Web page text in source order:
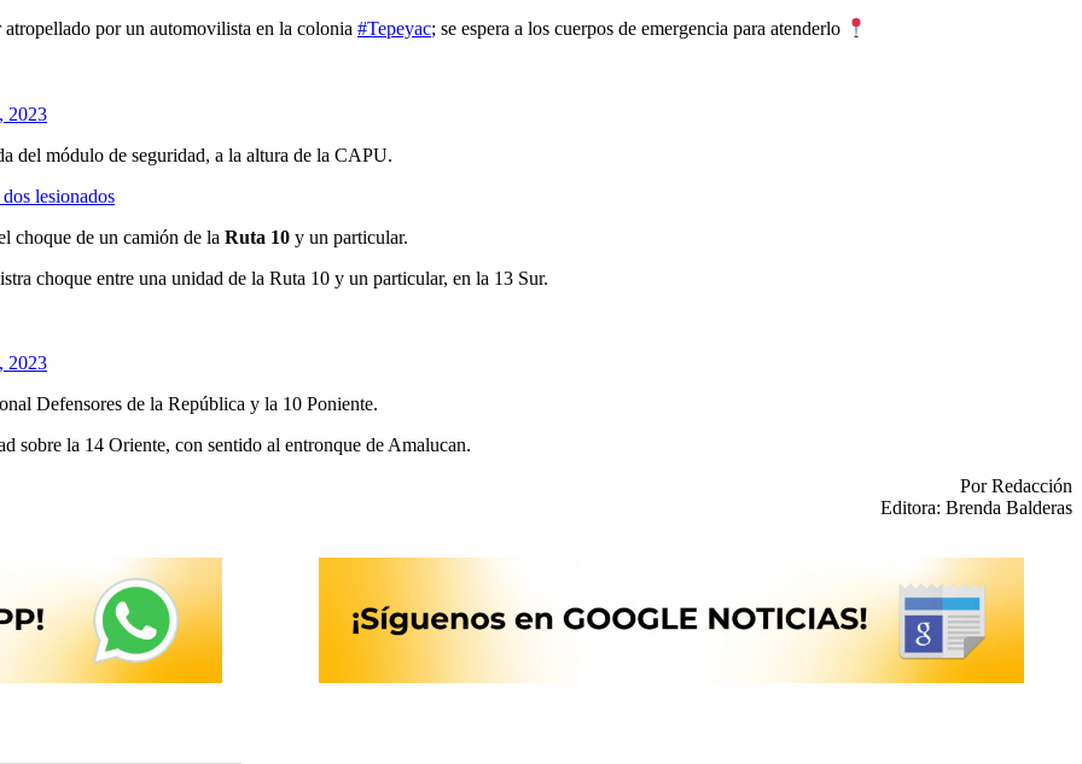
por un automovilista en la colonia #Tepeyac; se espera a los cuerpos de emergencia para atenderlo
2023
del módulo de seguridad, a la altura de la CAPU.
lesionados
choque de un camión de la Ruta 10 y un particular.
choque entre una unidad de la Ruta 10 y un particular, en la 13 Sur.
2023
Defensores de la República y la 10 Poniente.
sobre la 14 Oriente, con sentido al entronque de Amalucan.
Por Redacción
Editora: Brenda Balderas